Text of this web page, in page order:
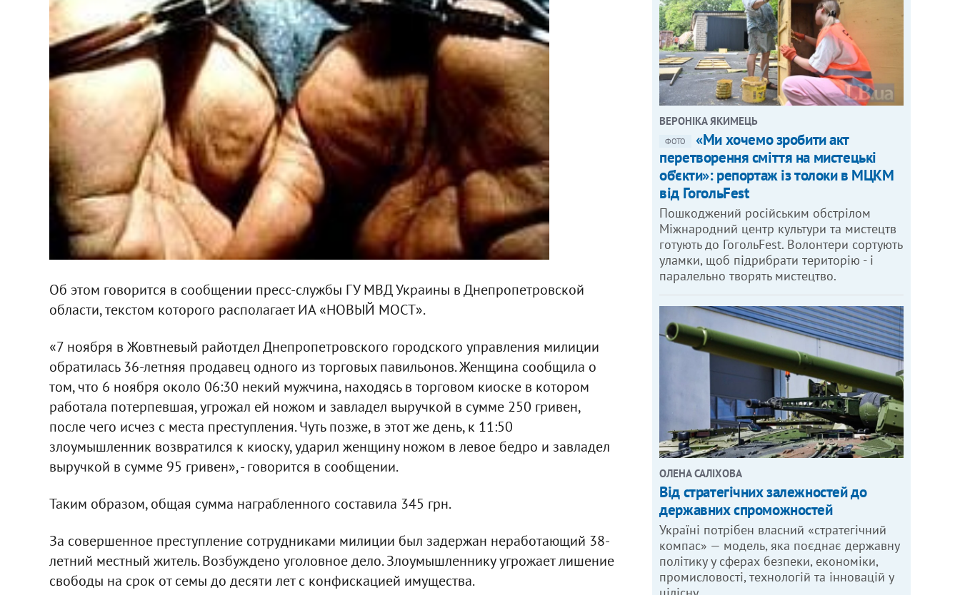
Об этом говорится в сообщении пресс-службы ГУ МВД Украины в Днепропетровской
области, текстом которого располагает ИА «НОВЫЙ МОСТ».
«7 ноября в Жовтневый райотдел Днепропетровского городского управления милиции
обратилась 36-летняя продавец одного из торговых павильонов. Женщина сообщила о
том, что 6 ноября около 06:30 некий мужчина, находясь в торговом киоске в котором
работала потерпевшая, угрожал ей ножом и завладел выручкой в сумме 250 гривен,
после чего исчез с места преступления. Чуть позже, в этот же день, к 11:50
злоумышленник возвратился к киоску, ударил женщину ножом в левое бедро и завладел
выручкой в сумме 95 гривен», - говорится в сообщении.
Таким образом, общая сумма награбленного составила 345 грн.
За совершенное преступление сотрудниками милиции был задержан неработающий 38-
летний местный житель. Возбуждено уголовное дело. Злоумышленнику угрожает лишение
свободы на срок от семы до десяти лет с конфискацией имущества.
ВЕРОНІКА ЯКИМЕЦЬ
ФОТО
«Ми хочемо зробити акт
перетворення сміття на мистецькі
об'єкти»: репортаж із толоки в МЦКМ
від ГогольFest
Пошкоджений російським обстрілом
Міжнародний центр культури та мистецтв
готують до ГогольFest. Волонтери сортують
уламки, щоб підрибрати територію - і
паралельно творять мистецтво.
ОЛЕНА САЛІХОВА
Від стратегічних залежностей до
державних спроможностей
Україні потрібен власний «стратегічний
компас» — модель, яка поєднає державну
політику у сферах безпеки, економіки,
промисловості, технологій та інновацій у